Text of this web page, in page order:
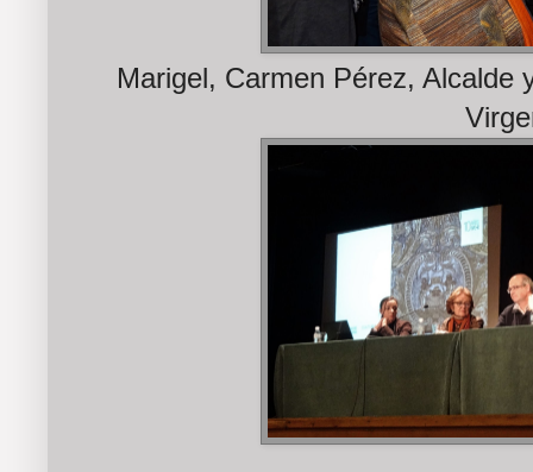
Marigel, Carmen Pérez, Alcalde